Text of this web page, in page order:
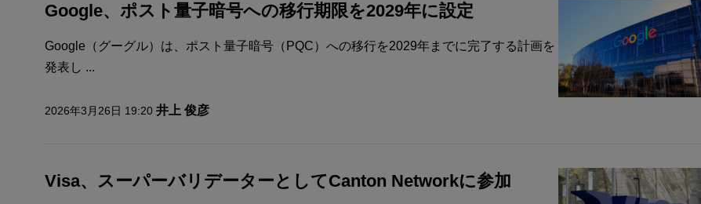
Google、ポスト量子暗号への移行期限を2029年に設定
Google（グーグル）は、ポスト量子暗号（PQC）への移行を2029年までに完了する計画を
発表し ...
2026年3月26日 19:20 井上 俊彦
Visa、スーパーバリデーターとしてCanton Networkに参加